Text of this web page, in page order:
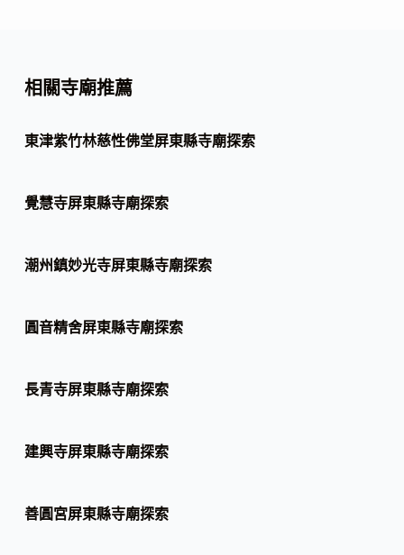
相關寺廟推薦
東津紫竹林慈性佛堂屏東縣寺廟探索
覺慧寺屏東縣寺廟探索
潮州鎮妙光寺屏東縣寺廟探索
圓音精舍屏東縣寺廟探索
長青寺屏東縣寺廟探索
建興寺屏東縣寺廟探索
善圓宮屏東縣寺廟探索